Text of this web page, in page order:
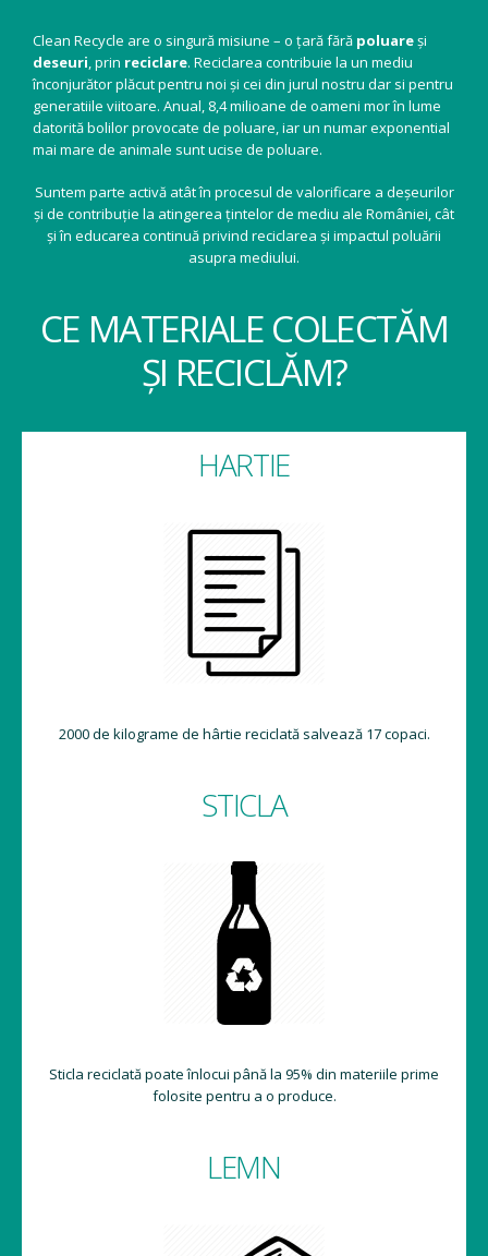
Clean Recycle are o singură misiune – o țară fără poluareși
deseuri, prin reciclare. Reciclarea contribuie la un mediu
înconjurător plăcut pentru noi și cei din jurul nostru dar si pentru
generatiile viitoare. Anual, 8,4 milioane de oameni mor în lume
datorită bolilor provocate de poluare, iar un numar exponential
mai mare de animale sunt ucise de poluare.
Suntem parte activă atât în procesul de valorificare a deșeurilor
și de contribuție la atingerea țintelor de mediu ale României, cât
și în educarea continuă privind reciclarea și impactul poluării
asupra mediului.
CE MATERIALE COLECTĂM
ȘI RECICLĂM?
HARTIE
2000 de kilograme de hârtie reciclată salvează 17 copaci.
STICLA
Sticla reciclată poate înlocui până la 95% din materiile prime
folosite pentru a o produce.
LEMN